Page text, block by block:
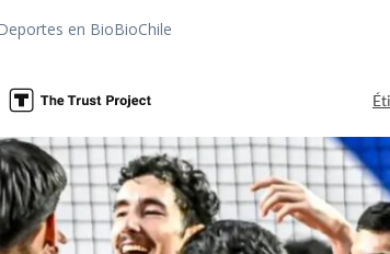
en BioBioChile